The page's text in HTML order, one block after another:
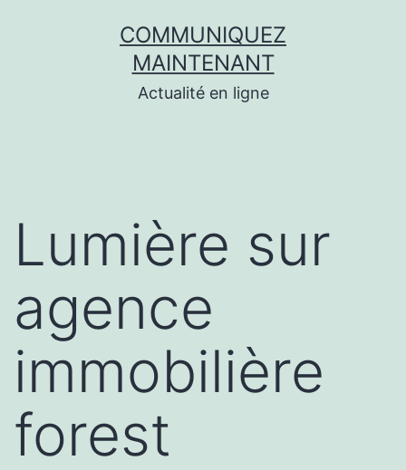
COMMUNIQUEZ
MAINTENANT
Actualité en ligne
Lumière sur
agence
immobilière
forest